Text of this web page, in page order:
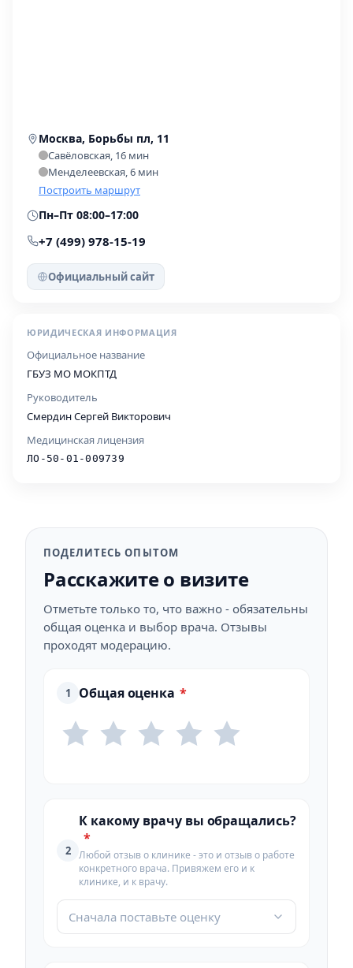
Москва, Борьбы пл, 11
Савёловская, 16 мин
Менделеевская, 6 мин
Построить маршрут
Пн–Пт 08:00–17:00
+7 (499) 978-15-19
Официальный сайт
ЮРИДИЧЕСКАЯ ИНФОРМАЦИЯ
Официальное название
ГБУЗ МО МОКПТД
Руководитель
Смердин Сергей Викторович
Медицинская лицензия
ЛО-50-01-009739
ПОДЕЛИТЕСЬ ОПЫТОМ
Расскажите о визите
Отметьте только то, что важно - обязательны
общая оценка и выбор врача. Отзывы
проходят модерацию.
1 Общая оценка *
2
К какому врачу вы обращались?
*
Любой отзыв о клинике - это и отзыв о работе
конкретного врача. Привяжем его и к
клинике, и к врачу.
Сначала поставьте оценку